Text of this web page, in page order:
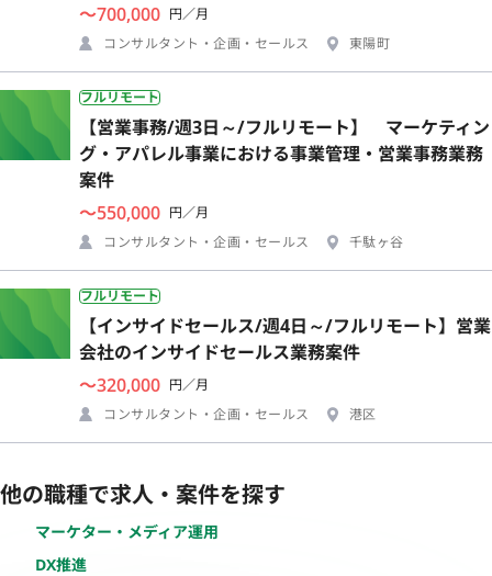
〜700,000 円／月
コンサルタント・企画・セールス
東陽町
フルリモート
【営業事務/週3日～/フルリモート】 マーケティン
グ・アパレル事業における事業管理・営業事務業務
案件
〜550,000 円／月
コンサルタント・企画・セールス
千駄ヶ谷
フルリモート
【インサイドセールス/週4日～/フルリモート】営業
会社のインサイドセールス業務案件
〜320,000 円／月
コンサルタント・企画・セールス
港区
他の職種で求人・案件を探す
マーケター・メディア運用
DX推進